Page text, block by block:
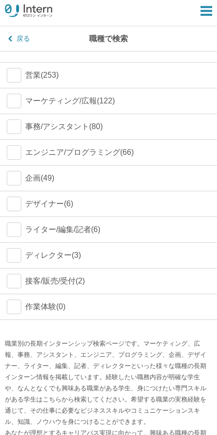
戻る 職種で検索
営業(253)
マーケティング/広報(122)
事務/アシスタント(80)
エンジニア/プログラミング(66)
企画(49)
デザイナー(6)
ライター/編集/記者(6)
ディレクター(3)
接客/販売/受付(2)
作業体験(0)
職業別の長期インターンシップ検索ページです。マーケティング、広
報、事務、アシスタント、エンジニア、プログラミング、企画、デザイ
ナー、ライター、編集、記者、ディレクターといった様々な職種の長期
インターン情報を掲載しています。経験したい職務内容が明確な学生
や、なんとなくでも興味ある職業がある学生、身につけたい専門スキル
がある学生はこちらから検索してください。希望する職業の実務経験を
通じて、その仕事に必要なビジネススキルやコミュニケーションスキ
ル、知識、ノウハウを身につけることができます。
あなたが理想とするキャリアパス実現に向かって、興味ある職種の長期